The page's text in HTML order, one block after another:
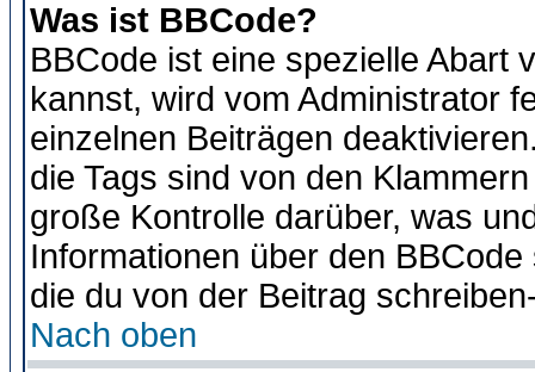
Was ist BBCode?
BBCode ist eine spezielle Abart
kannst, wird vom Administrator
einzelnen Beiträgen
die Tags sind von den
große Kontrolle darüber, was
Informationen über den
die du von der Beitrag
Nach oben